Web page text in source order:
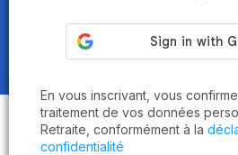
Obtenez le
établissements
critères en 3
En vous inscrivant, vous
traitement de vos données
Retraite, conformément à la
confidentialité